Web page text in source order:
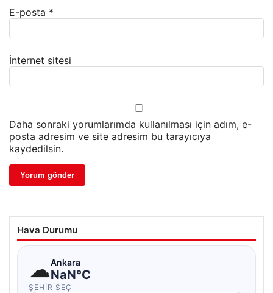
E-posta *
İnternet sitesi
Daha sonraki yorumlarımda kullanılması için adım, e-
posta adresim ve site adresim bu tarayıcıya
kaydedilsin.
Hava Durumu
☁Ankara
NaN°C
ŞEHIR SEÇ